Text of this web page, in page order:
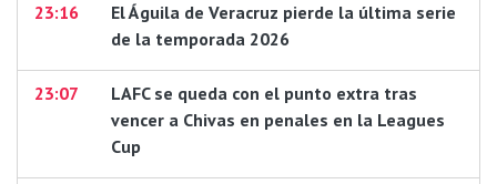
23:16
El Águila de Veracruz pierde la última serie
de la temporada 2026
23:07
LAFC se queda con el punto extra tras
vencer a Chivas en penales en la Leagues
Cup